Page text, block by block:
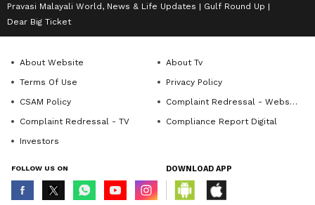
Pravasi Malayali World, News & Life Updates
Gulf Round Up
Dear Big Ticket
About Website
About Tv
Terms Of Use
Privacy Policy
CSAM Policy
Complaint Redressal - Website
Complaint Redressal - TV
Compliance Report Digital
Investors
FOLLOW US ON DOWNLOAD APP